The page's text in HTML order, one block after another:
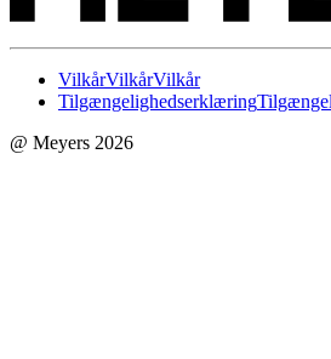
VilkårVilkårVilkår
Tilgængelighedserklæring
@ Meyers 2026